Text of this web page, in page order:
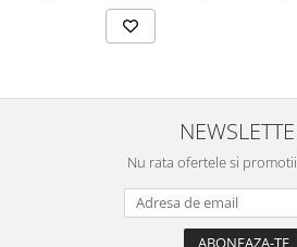
Nu rata ofertele si